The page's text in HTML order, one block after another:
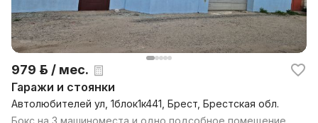
979 р. / мес.
Гаражи и стоянки
Автолюбителей ул, 1блок1к441, Брест, Брестская обл.
Бокс на 3 машиноместа и одно подсобное помещение